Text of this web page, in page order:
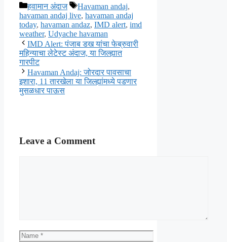
Categories
हवामान अंदाज Tags
Havaman andaj,
havaman andaj live, havaman andaj
today, havaman andaz, IMD alert, imd
weather, Udyache havaman
IMD Alert: पंजाब डख यांचा फेब्रुवारी
महिन्याचा लेटेस्ट अंदाज, या जिल्ह्यात
गारपीट
Havaman Andaj: जोरदार पावसाचा
इशारा, 11 तारखेला या जिल्ह्यांमध्ये पडणार
मुसळधार पाऊस
Leave a Comment
Name